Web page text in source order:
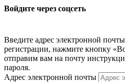
Войдите через соцсеть
Введите адрес электронной
регистрации, нажмите кнопку
отправим вам на почту
пароля.
Адрес электронной почты